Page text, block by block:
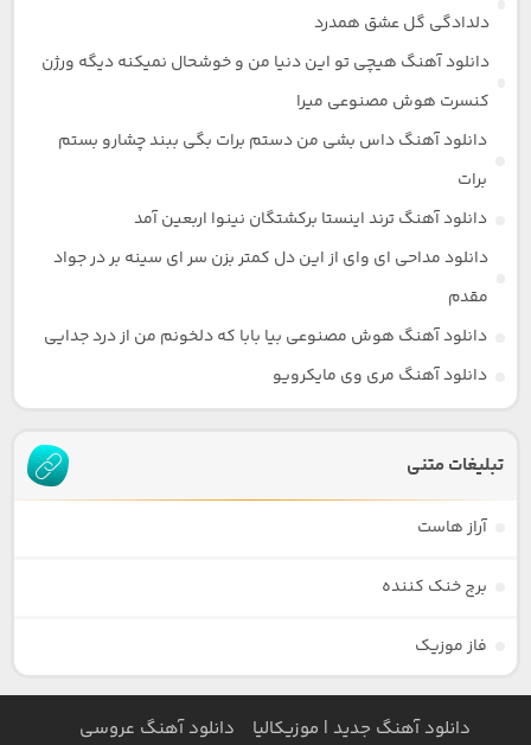
دلدادگی گل عشق همدرد
دانلود آهنگ هیچی تو این دنیا من و خوشحال نمیکنه دیگه ورژن
کنسرت هوش مصنوعی میرا
دانلود آهنگ داس بشی من دستم برات بگی ببند چشارو بستم
برات
دانلود آهنگ ترند اینستا برکشتگان نینوا اربعین آمد
دانلود مداحی ای وای از این دل کمتر بزن سر ای سینه بر در جواد
مقدم
دانلود آهنگ هوش مصنوعی بیا بابا که دلخونم من از درد جدایی
دانلود آهنگ مری وی مایکرویو
تبلیغات متنی
آراز هاست
برج خنک کننده
فاز موزیک
دانلود آهنگ جدید | موزیکالیا دانلود آهنگ عروسی